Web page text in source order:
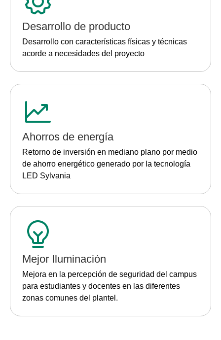
Desarrollo de producto
Desarrollo con características físicas y técnicas
acorde a necesidades del proyecto
Ahorros de energía
Retorno de inversión en mediano plano por medio
de ahorro energético generado por la tecnología
LED Sylvania
Mejor Iluminación
Mejora en la percepción de seguridad del campus
para estudiantes y docentes en las diferentes
zonas comunes del plantel.